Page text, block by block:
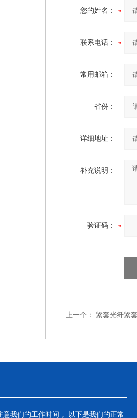
您的姓名：
联系电话：
常用邮箱：
省份：
详细地址：
补充说明：
验证码：
上一个： 紧套光纤紧
我们的工作时间 。以下是我们的正常